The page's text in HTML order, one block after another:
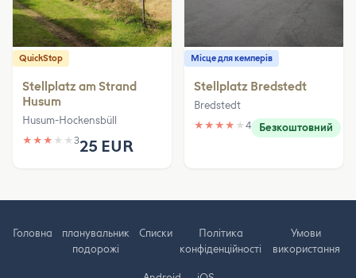
QuickStop
Stellplatz am Strand
Husum
Husum-Hockensbüll
★ ★ ★ ★ ★ 325 EUR
Місце для кемперів
Stellplatz Bredstedt
Bredstedt
★ ★ ★ ★ ★ 4 Безкоштовний
Головна
планувальник
подорожі
Cписки
Політика
конфіденційності
Умови
використання